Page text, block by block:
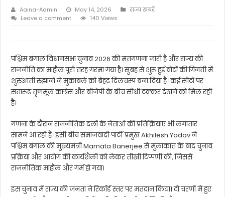
Aaina-Admin May 14, 2026
राज्य खबरें
Leave a comment
140 Views
पश्चिम बंगाल विधानसभा चुनाव 2026 की मतगणना जारी है और राज्य की
राजनीति का माहौल पूरी तरह गरमा गया है। सुबह से शुरू हुई वोटों की गिनती में
शुरुआती रुझानों ने मुकाबले को बेहद दिलचस्प बना दिया है। कई सीटों पर
सत्तारूढ़ तृणमूल कांग्रेस और बीजेपी के बीच सीधी टक्कर देखने को मिल रही
है।
गणना के दौरान राजनीतिक दलों के नेताओं की प्रतिक्रियाएं भी लगातार
सामने आ रही हैं। इसी बीच समाजवादी पार्टी प्रमुखAkhilesh Yadavने
पश्चिम बंगाल की मुख्यमंत्रीMamata Banerjeeसे मुलाकात के बाद चुनाव
प्रक्रिया और आयोग की कार्यशैली को लेकर तीखी टिप्पणी की, जिससे
राजनीतिक माहौल और गर्म हो गया।
इस चुनाव में राज्य की जनता ने रिकॉर्ड स्तर पर मतदान किया। दो चरणों में हुए